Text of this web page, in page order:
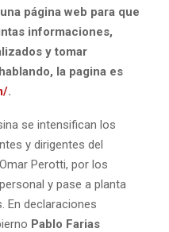
página web para que
informaciones,
y tomar
la pagina es
.
se intensifican los
y dirigentes del
Perotti, por los
y pase a planta
En declaraciones
Pablo Farias